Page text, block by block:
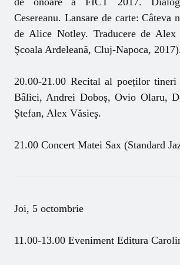
Cesereanu. Lansare de carte: Câteva
de Alice Notley. Traducere de Alex
Şcoala Ardeleană, Cluj-Napoca,
20.00-21.00 Recital al poeților
Bâlici, Andrei Doboș, Ovio Olaru,
Ștefan, Alex Văsieş.
21.00 Concert Matei Sax (Standard
Joi, 5 octombrie
11.00-13.00 Eveniment Editura